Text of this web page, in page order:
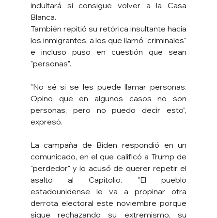
indultará si consigue volver a la Casa
Blanca.
También repitió su retórica insultante hacia
los inmigrantes, a los que llamó "criminales"
e incluso puso en cuestión que sean
"personas".
"No sé si se les puede llamar personas.
Opino que en algunos casos no son
personas, pero no puedo decir esto",
expresó.
La campaña de Biden respondió en un
comunicado, en el que calificó a Trump de
"perdedor" y lo acusó de querer repetir el
asalto al Capitolio. "El pueblo
estadounidense le va a propinar otra
derrota electoral este noviembre porque
sigue rechazando su extremismo, su